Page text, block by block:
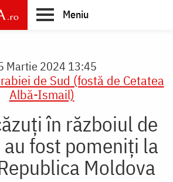
Meniu
Martie 2024 13:45
de Sud (fostă de Cetatea
Albă-Ismail)
în războiul de
fost pomeniți la
Moldova